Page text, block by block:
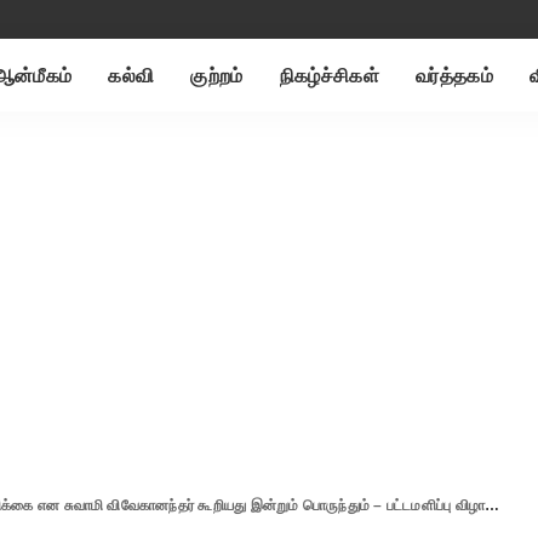
கல்வி குற்றம் நிகழ்ச்சிகள் வர்த்தகம்
விவேகானந்தர் கூறியது இன்றும் பொருந்தும் – பட்டமளிப்பு விழாவில் பிரதமர் மோடி பேச்சு..!!